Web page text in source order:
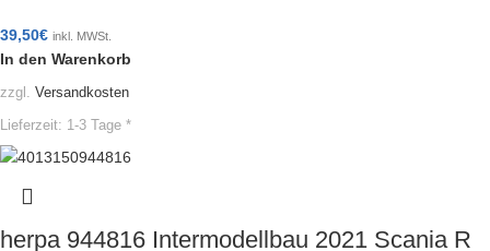
39,50€ inkl. MWSt.
In den Warenkorb
zzgl. Versandkosten
Lieferzeit: 1-3 Tage *
herpa 944816 Intermodellbau 2021 Scania R